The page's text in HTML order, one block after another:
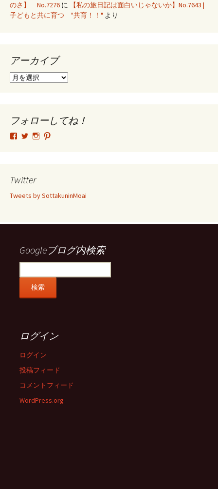
のさ】 No.7276 に
【私の旅日記は面白いじゃないか】No.7643 |
子どもと共に育つ "共育！！" より
アーカイブ
ア
ブ
フォローしてね！
tsutomu.hattori.33
フ
ー
SottakuninMoai
フ
ー
tsutomu.hattori.33
ー ー
示
Twitter
Tweets by SottakuninMoai
Googleブログ内検索
ログイン
ログイン
投稿フィード
コメントフィード
WordPress.org